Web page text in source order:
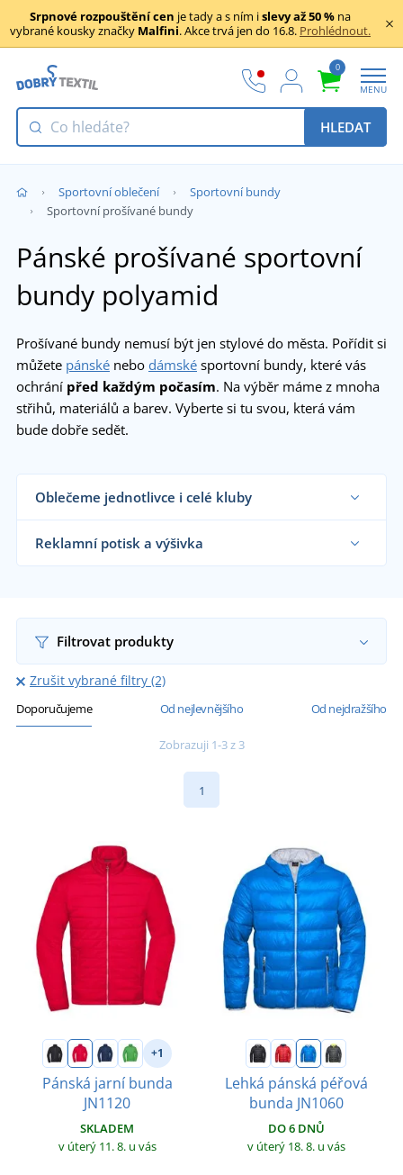
Srpnové rozpouštění cen je tady a s ním islevy až 50 % na
vybrané kousky značky Malfini. Akce trvá jen do 16.8. Prohlédnout.
0
MENU
HLEDAT
Sportovní oblečení
Sportovní bundy
Sportovní prošívané bundy
Pánské prošívané sportovní
bundy polyamid
Prošívané bundy nemusí být jen stylové do města. Pořídit si
můžete pánské nebo dámské sportovní bundy, které vás
ochrání před každým počasím. Na výběr máme z mnoha
střihů, materiálů a barev. Vyberte si tu svou, která vám
bude dobře sedět.
Oblečeme jednotlivce i celé kluby
Dodáváme sportovní prošívané bundy
sportovním týmům, klubům a organizacím i
koncovým zákazníkům již od 1 kusu.
Chci vědět více
Reklamní potisk a výšivka
Filtrovat produkty
Zrušit vybrané filtry (2)
Doporučujeme Od nejlevnějšího Od nejdražšího
Zobrazuji 1-3 z 3
1
+1
Pánská jarní bunda
JN1120
SKLADEM
v úterý 11. 8. u vás
Lehká pánská péřová
bunda JN1060
DO 6 DNŮ
v úterý 18. 8. u vás